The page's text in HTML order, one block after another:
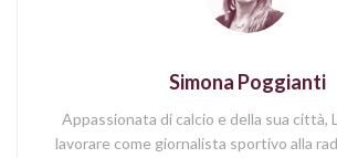
Simona Poggianti
Appassionata di calcio e della sua città,
lavorare come giornalista sportivo alla